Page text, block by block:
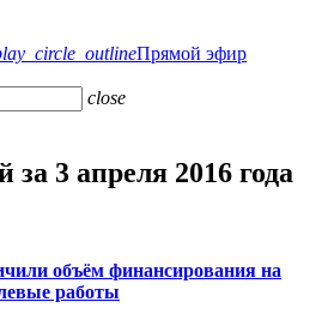
Прямой эфир
close
за 3 апреля 2016 года
объём финансирования на
работы